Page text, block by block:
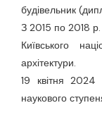
будівельник
З 2015 по 2018 р.
Київського
архітектури.
19 квітня 2024
наукового